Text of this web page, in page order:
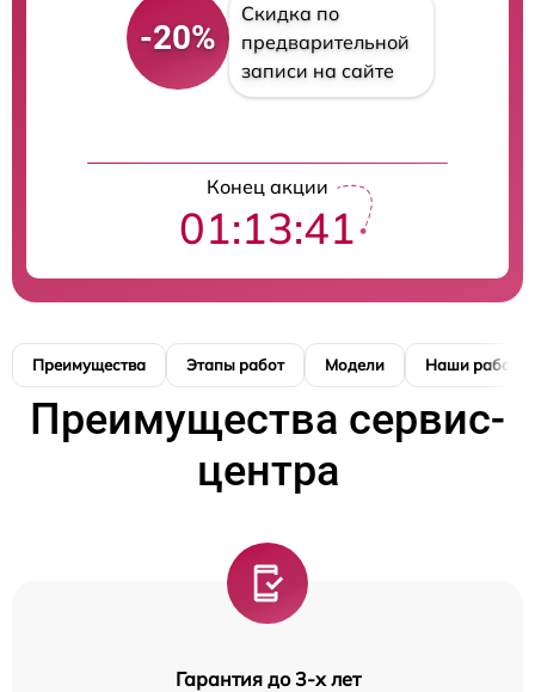
-20%
Скидка по
предварительной
записи на сайте
Конец акции
01:13:40
Преимущества Этапы работ Модели Наши работы
Преимущества сервис-
центра
Гарантия до 3-х лет